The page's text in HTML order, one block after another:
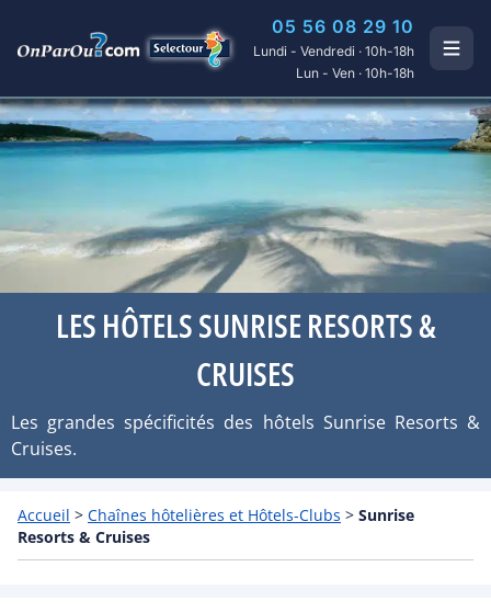
05 56 08 29 10
Lundi - Vendredi · 10h-18h
Lun - Ven · 10h-18h
LES HÔTELS SUNRISE RESORTS &
CRUISES
Les grandes spécificités des hôtels Sunrise Resorts &
Cruises.
Accueil > Chaînes hôtelières et Hôtels-Clubs > Sunrise
Resorts & Cruises